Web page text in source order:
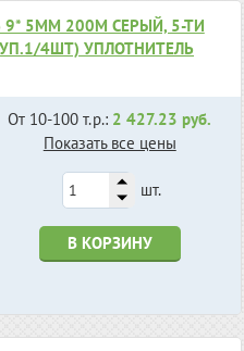
5ММ 200М СЕРЫЙ, 5-ТИ
4ШТ) УПЛОТНИТЕЛЬ
От 10-100 т.р.: 2 427.23 руб.
Показать все цены
шт.
В КОРЗИНУ